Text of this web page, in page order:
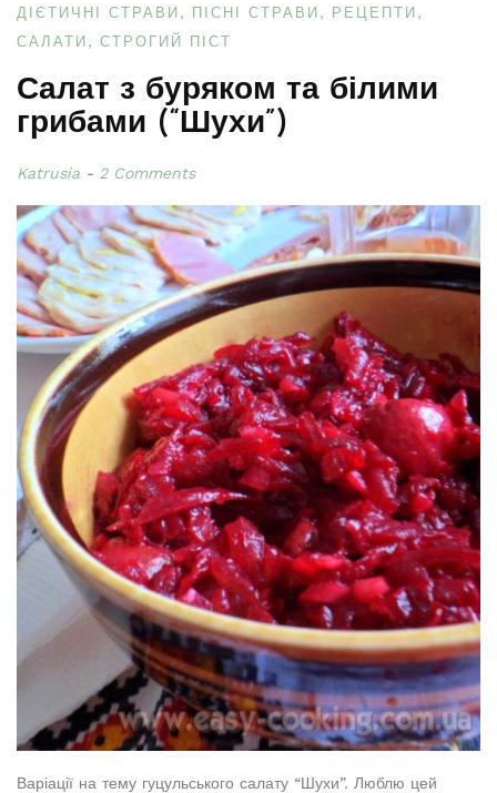
ДІЄТИЧНІ СТРАВИ ПІСНІ СТРАВИ
РЕЦЕПТИ
САЛАТИ
СТРОГИЙ ПІСТ
Салат з буряком та білими
грибами (“Шухи”)
Katrusia 2 Comments
Варіації на тему гуцульського салату “Шухи”. Люблю цей